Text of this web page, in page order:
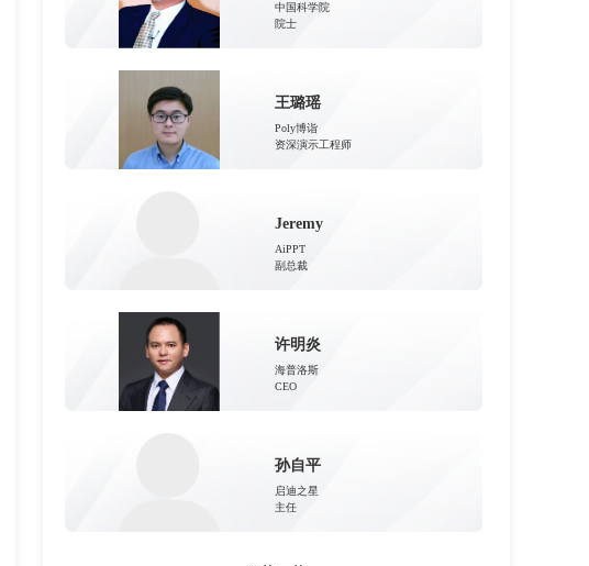
中国科学院
院士
王璐瑶
Poly博诣
资深演示工程师
Jeremy
AiPPT
副总裁
许明炎
海普洛斯
CEO
孙自平
启迪之星
主任